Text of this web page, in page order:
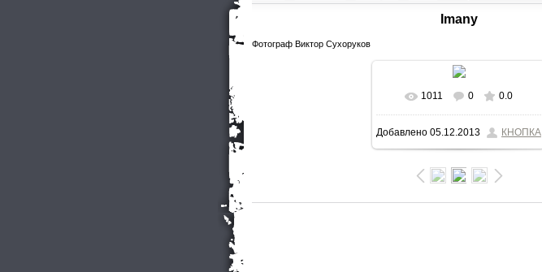
Imany
Фотограф Виктор Сухоруков
В реальном размере
800x533/ 53.3Kb
1011 0 0.0
Добавлено 05.12.2013 КНОПКА